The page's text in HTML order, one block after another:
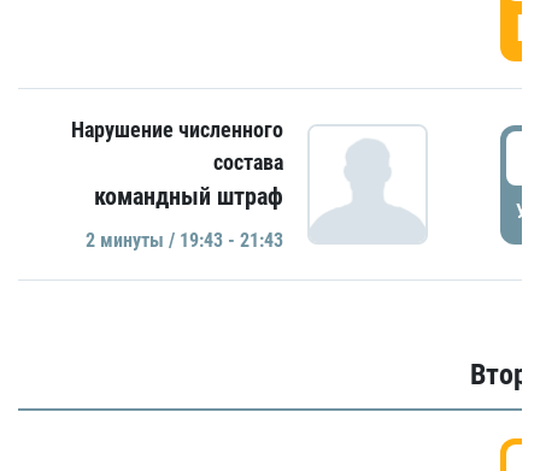
Нарушение численного
состава
командный штраф
2 минуты / 19:43 - 21:43